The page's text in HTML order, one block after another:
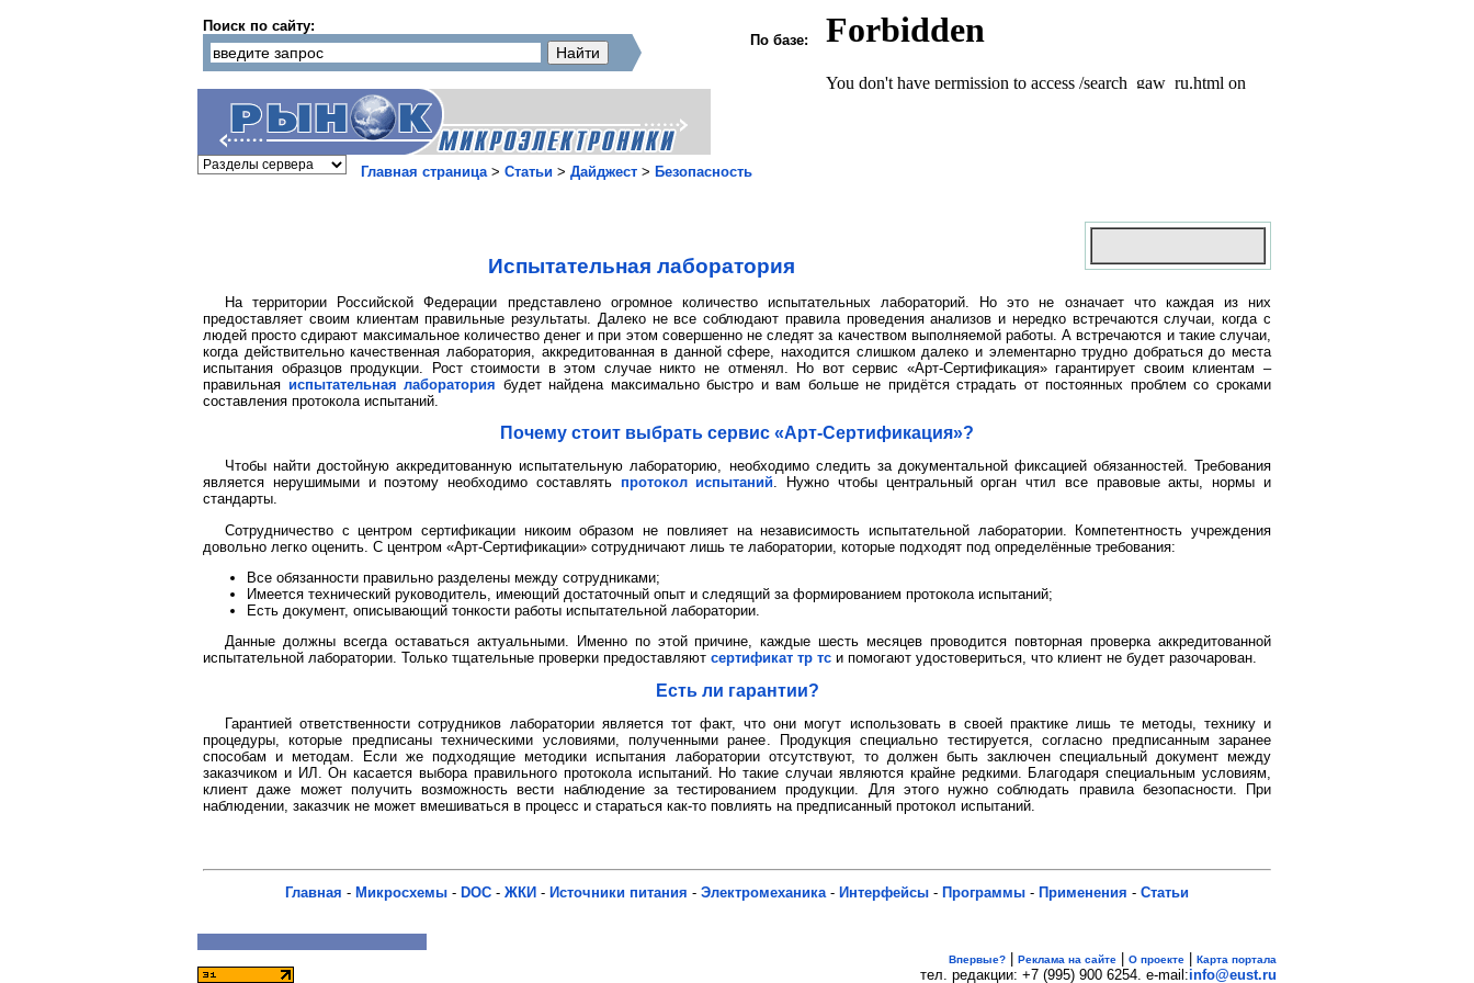
Поиск по сайту:
По базе:
Главная страница> Статьи > Дайджест > Безопасность
Испытательная лаборатория
На территории Российской Федерации представлено огромное количество испытательных лабораторий. Но это не означает что каждая из них
предоставляет своим клиентам правильные результаты. Далеко не все соблюдают правила проведения анализов и нередко встречаются случаи, когда с
людей просто сдирают максимальное количество денег и при этом совершенно не следят за качеством выполняемой работы. А встречаются и такие случаи,
когда действительно качественная лаборатория, аккредитованная в данной сфере, находится слишком далеко и элементарно трудно добраться до места
испытания образцов продукции. Рост стоимости в этом случае никто не отменял. Но вот сервис «Арт-Сертификация» гарантирует своим клиентам –
правильная испытательная лаборатория будет найдена максимально быстро и вам больше не придётся страдать от постоянных проблем со сроками
составления протокола испытаний.
Почему стоит выбрать сервис «Арт-Сертификация»?
Чтобы найти достойную аккредитованную испытательную лабораторию, необходимо следить за документальной фиксацией обязанностей. Требования
является нерушимыми и поэтому необходимо составлять протокол испытаний. Нужно чтобы центральный орган чтил все правовые акты, нормы и
стандарты.
Сотрудничество с центром сертификации никоим образом не повлияет на независимость испытательной лаборатории. Компетентность учреждения
довольно легко оценить. С центром «Арт-Сертификации» сотрудничают лишь те лаборатории, которые подходят под определённые требования:
Все обязанности правильно разделены между сотрудниками;
Имеется технический руководитель, имеющий достаточный опыт и следящий за формированием протокола испытаний;
Есть документ, описывающий тонкости работы испытательной лаборатории.
Данные должны всегда оставаться актуальными. Именно по этой причине, каждые шесть месяцев проводится повторная проверка аккредитованной
испытательной лаборатории. Только тщательные проверки предоставляют сертификат тр тс и помогают удостовериться, что клиент не будет разочарован.
Есть ли гарантии?
Гарантией ответственности сотрудников лаборатории является тот факт, что они могут использовать в своей практике лишь те методы, технику и
процедуры, которые предписаны техническими условиями, полученными ранее. Продукция специально тестируется, согласно предписанным заранее
способам и методам. Если же подходящие методики испытания лаборатории отсутствуют, то должен быть заключен специальный документ между
заказчиком и ИЛ. Он касается выбора правильного протокола испытаний. Но такие случаи являются крайне редкими. Благодаря специальным условиям,
клиент даже может получить возможность вести наблюдение за тестированием продукции. Для этого нужно соблюдать правила безопасности. При
наблюдении, заказчик не может вмешиваться в процесс и стараться как-то повлиять на предписанный протокол испытаний.
Главная - Микросхемы - DOC - ЖКИ - Источники питания - Электромеханика - Интерфейсы - Программы - Применения - Статьи
Впервые? Реклама на сайте О проекте Карта портала
тел. редакции: +7 (995) 900 6254. e-mail:info@eust.ru